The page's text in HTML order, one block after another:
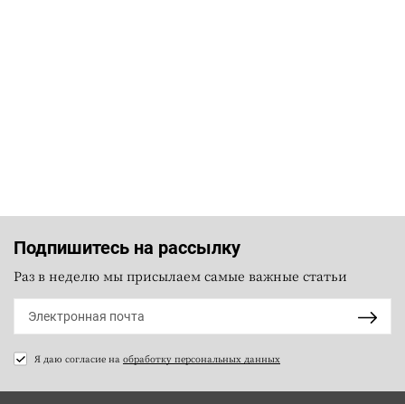
Подпишитесь на рассылку
Раз в неделю мы присылаем самые важные статьи
Я даю согласие на обработку персональных данных